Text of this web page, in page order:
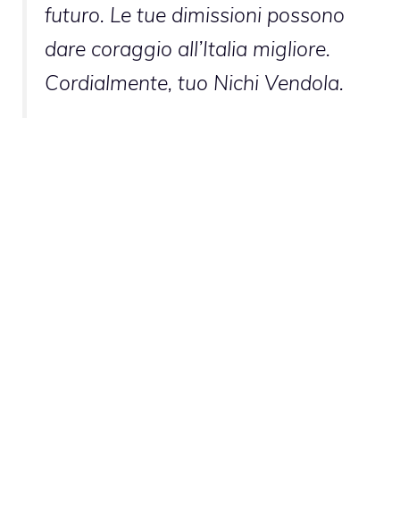
futuro. Le tue dimissioni possono
dare coraggio all’Italia migliore.
Cordialmente, tuo Nichi Vendola.